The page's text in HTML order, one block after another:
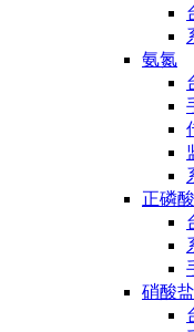
氨氮
正磷
硝酸